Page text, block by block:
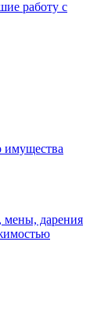
работу с
мены, дарения